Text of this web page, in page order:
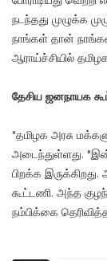
நடந்தது முழுக்க
நாங்கள் தான்
ஆராய்ச்சியில்
தேசிய ஜனநாயக
"தமிழக அரசு
அடைந்துள்ளது.
பிறக்க
கூட்டணி. அந்த
நம்பிக்கை